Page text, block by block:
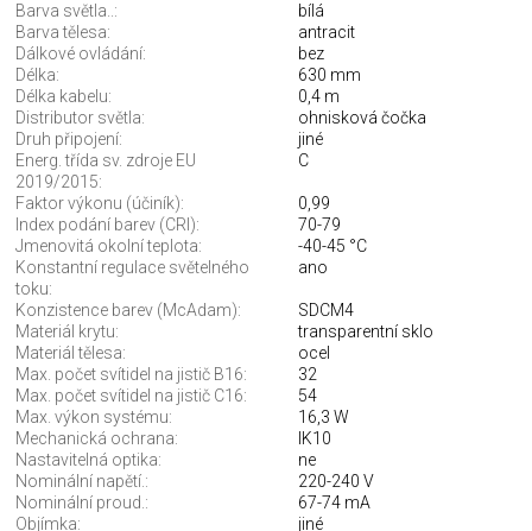
Barva světla..:
bílá
Barva tělesa:
antracit
Dálkové ovládání:
bez
Délka:
630 mm
Délka kabelu:
0,4 m
Distributor světla:
ohnisková čočka
Druh připojení:
jiné
Energ. třída sv. zdroje EU
2019/2015:
C
Faktor výkonu (účiník):
0,99
Index podání barev (CRI):
70-79
Jmenovitá okolní teplota:
-40-45 °C
Konstantní regulace světelného
toku:
ano
Konzistence barev (McAdam):
SDCM4
Materiál krytu:
transparentní sklo
Materiál tělesa:
ocel
Max. počet svítidel na jistič B16:
32
Max. počet svítidel na jistič C16:
54
Max. výkon systému:
16,3 W
Mechanická ochrana:
IK10
Nastavitelná optika:
ne
Nominální napětí.:
220-240 V
Nominální proud.:
67-74 mA
Objímka:
jiné